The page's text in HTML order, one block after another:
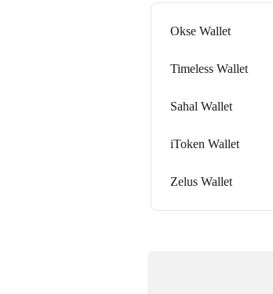
Okse Wallet
Timeless Wallet
Sahal Wallet
iToken Wallet
Zelus Wallet